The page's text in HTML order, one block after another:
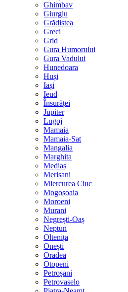
Ghimbav
Giurgiu
Grădiștea
Greci
Grid
Gura Humorului
Gura Vadului
Hunedoara
Huși
Iași
Ieud
Însurăței
Jupiter
Lugoj
Mamaia
Mamaia-Sat
Mangalia
Marghita
Mediaș
Merișani
Miercurea Ciuc
Mogoșoaia
Moroeni
Murani
Negrești-Oaș
Neptun
Oltenița
Onești
Oradea
Otopeni
Petroșani
Petrovaselo